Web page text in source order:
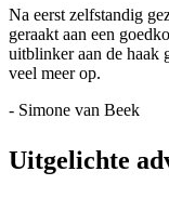
Na eerst zelfstandig
geraakt aan een
uitblinker aan de haak
veel meer op.
- Simone van Beek
Uitgelichte